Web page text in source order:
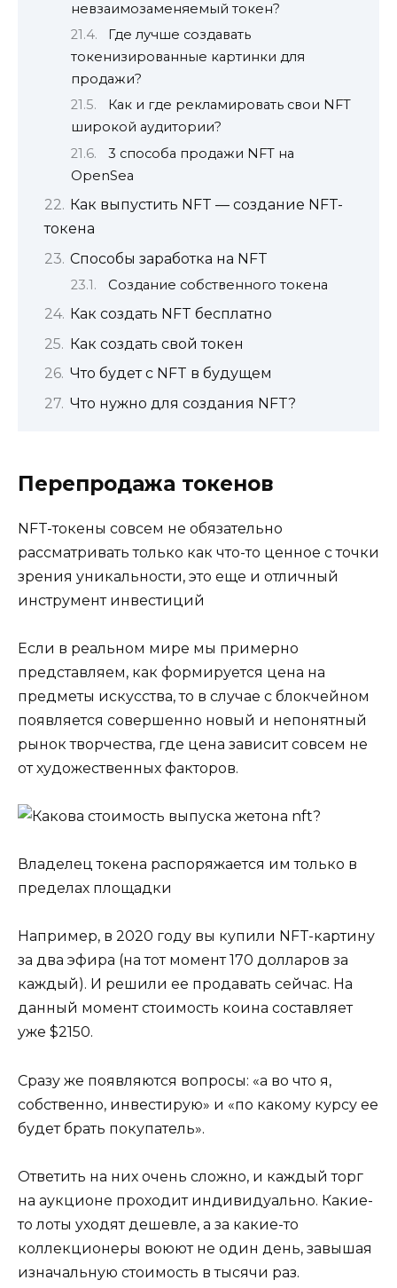
невзаимозаменяемый токен?
Где лучше создавать
токенизированные картинки для
продажи?
Как и где рекламировать свои NFT
широкой аудитории?
3 способа продажи NFT на
OpenSea
Как выпустить NFT — создание NFT-
токена
Способы заработка на NFT
Создание собственного токена
Как создать NFT бесплатно
Как создать свой токен
Что будет с NFT в будущем
Что нужно для создания NFT?
Перепродажа токенов
NFT-токены совсем не обязательно
рассматривать только как что-то ценное с точки
зрения уникальности, это еще и отличный
инструмент инвестиций
Если в реальном мире мы примерно
представляем, как формируется цена на
предметы искусства, то в случае с блокчейном
появляется совершенно новый и непонятный
рынок творчества, где цена зависит совсем не
от художественных факторов.
Владелец токена распоряжается им только в
пределах площадки
Например, в 2020 году вы купили NFT-картину
за два эфира (на тот момент 170 долларов за
каждый). И решили ее продавать сейчас. На
данный момент стоимость коина составляет
уже $2150.
Сразу же появляются вопросы: «а во что я,
собственно, инвестирую» и «по какому курсу ее
будет брать покупатель».
Ответить на них очень сложно, и каждый торг
на аукционе проходит индивидуально. Какие-
то лоты уходят дешевле, а за какие-то
коллекционеры воюют не один день, завышая
изначальную стоимость в тысячи раз.